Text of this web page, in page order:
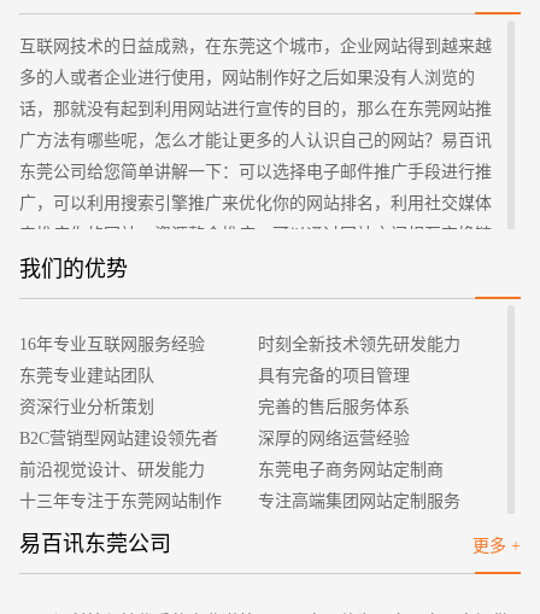
互联网技术的日益成熟，在东莞这个城市，企业网站得到越来越
多的人或者企业进行使用，网站制作好之后如果没有人浏览的
话，那就没有起到利用网站进行宣传的目的，那么在东莞网站推
广方法有哪些呢，怎么才能让更多的人认识自己的网站？易百讯
东莞公司给您简单讲解一下：可以选择电子邮件推广手段进行推
广，可以利用搜索引擎推广来优化你的网站排名，利用社交媒体
来推广你的网站，资源整合推广，可以通过网站之间相互交换链
接，或者是交换宣传广告内容的合作方式进行推广，总而言之网
站推广不是一两天就可以完成的，需要长时间坚持。
我们的优势
16年专业互联网服务经验
东莞专业建站团队
资深行业分析策划
B2C营销型网站建设领先者
前沿视觉设计、研发能力
十三年专注于东莞网站制作
客户的满意是我们唯一的宗旨
时刻全新技术领先研发能力
具有完备的项目管理
完善的售后服务体系
深厚的网络运营经验
东莞电子商务网站定制商
专注高端集团网站定制服务
更多 +
易百讯东莞公司
您的预算 1万-3万 3万-5万 5万-8万